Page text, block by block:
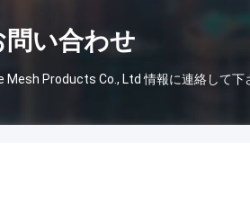
問い合わせ
Mesh Products Co., Ltd 情報に連絡して下